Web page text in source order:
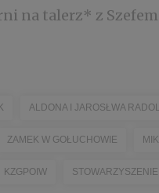
na talerz* z
ALDONA I JAROSŁWA
ZAMEK W GOŁUCHOWIE
KZGPOIW